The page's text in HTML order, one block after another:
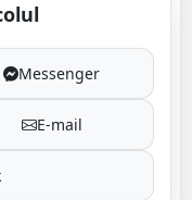
Messenger
E-mail